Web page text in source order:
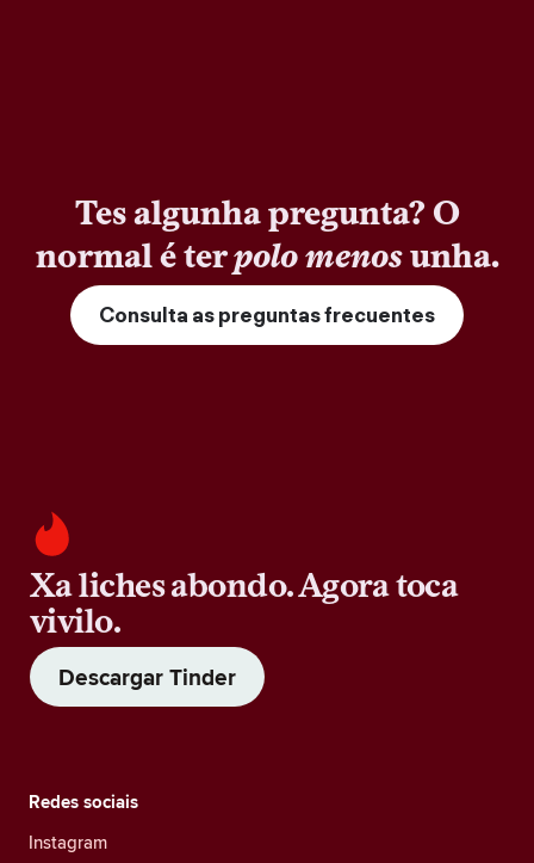
Tes algunha pregunta? O
normal é terpolo menosunha.
Consulta as preguntas frecuentes
Xa liches abondo. Agora toca
vivilo.
Descargar Tinder
Redes sociais
Instagram